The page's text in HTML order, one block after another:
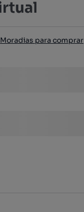
Moradias para comprar